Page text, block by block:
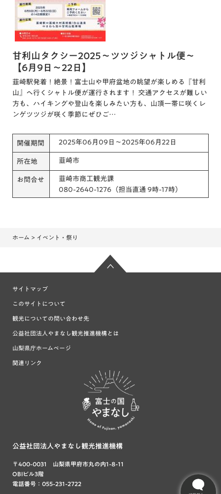
甘利山タクシー2025～ツツジシャトル便～
【6月9日～22日】
韮崎駅発着！絶景！富士山や甲府盆地の眺望が楽しめる『甘利
山』へ行くシャトル便が運行されます！ 交通アクセスが難しい
方も、ハイキングや登山を楽しみたい方も、山頂一帯に咲くレ
ンゲツツジが咲く季節にぜひご…
開催期間 2025年06月09日～2025年06月22日
所在地 韮崎市
お問合せ
韮崎市商工観光課
080-2640-1276（担当直通 9時-17時）
ホーム > イベント・祭り
サイトマップ
このサイトについて
観光についての問い合わせ先
公益社団法人やまなし観光推進機構とは
山梨県庁ホームページ
関連リンク
富士の国や
まなし
公益社団法人やまなし観光推進機構
〒400-0031 山梨県甲府市丸の内1-8-11
OBIビル3階
電話番号：055-231-2722